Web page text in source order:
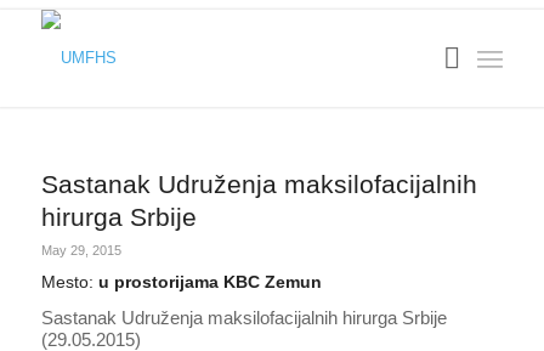
Sastanak Udruženja maksilofacijalnih
hirurga Srbije
May 29, 2015
Mesto: u prostorijama KBC Zemun
Sastanak Udruženja maksilofacijalnih hirurga Srbije
(29.05.2015)